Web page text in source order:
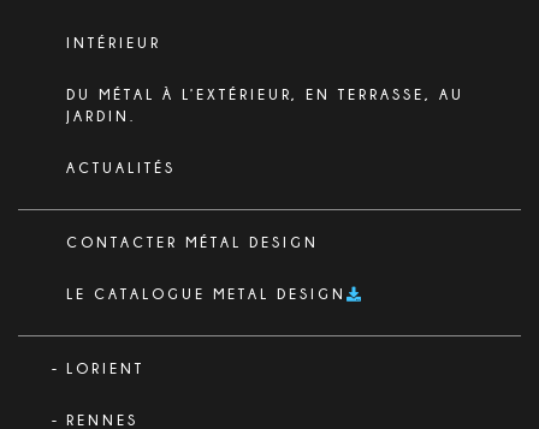
INTÉRIEUR
DU MÉTAL À L’EXTÉRIEUR, EN TERRASSE, AU
JARDIN.
ACTUALITÉS
CONTACTER MÉTAL DESIGN
LE CATALOGUE METAL DESIGN
LORIENT
RENNES